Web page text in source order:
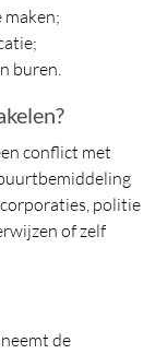
buren.
conflict met
politie
of zelf
de